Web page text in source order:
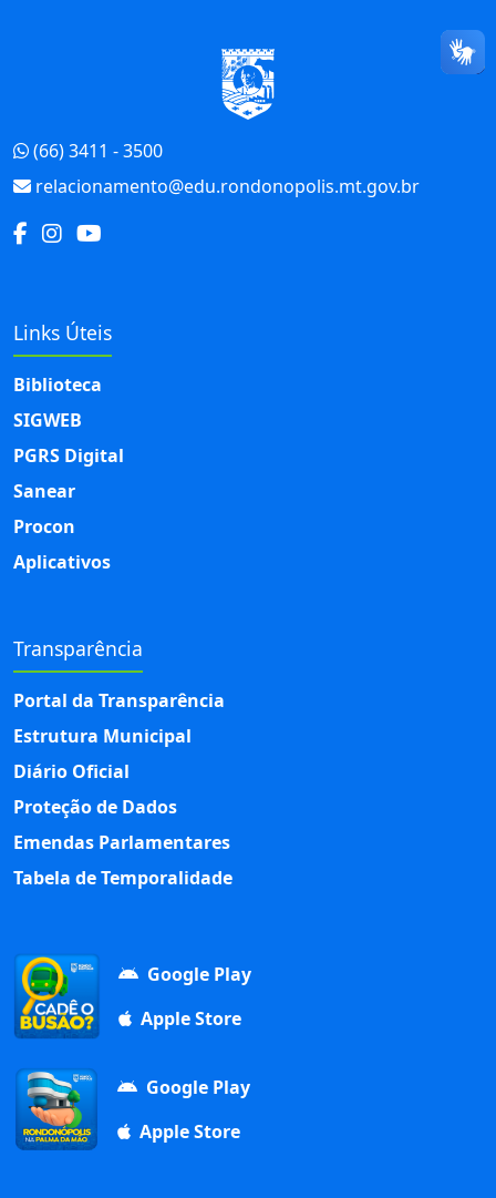
(66) 3411 - 3500
relacionamento@edu.rondonopolis.mt.gov.br
Links Úteis
Biblioteca
SIGWEB
PGRS Digital
Sanear
Procon
Aplicativos
Transparência
Portal da Transparência
Estrutura Municipal
Diário Oficial
Proteção de Dados
Emendas Parlamentares
Tabela de Temporalidade
Google Play
Apple Store
Google Play
Apple Store